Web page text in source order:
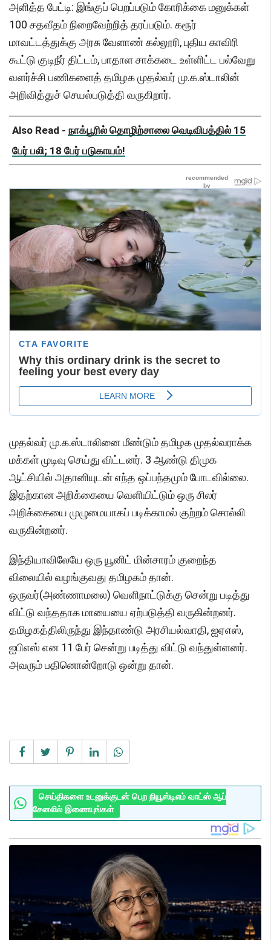
அளித்த பேட்டி: இங்குப் பெறப்படும் கோரிக்கை மனுக்கள்
100 சதவீதம் நிறைவேற்றித் தரப்படும். கரூர்
மாவட்டத்துக்கு அரசு வேளாண் கல்லூரி, புதிய காவிரி
கூட்டு குடிநீர் திட்டம், பாதாள சாக்கடை உள்ளிட்ட பல்வேறு
வளர்ச்சி பணிகளைத் தமிழக முதல்வர் மு.க.ஸ்டாலின்
அறிவித்துச் செயல்படுத்தி வருகிறார்.
Also Read - நாக்பூரில் தொழிற்சாலை வெடிவிபத்தில் 15
பேர் பலி; 18 பேர் படுகாயம்!
முதல்வர் மு.க.ஸ்டாலினை மீண்டும் தமிழக முதல்வராக்க
மக்கள் முடிவு செய்து விட்டனர். 3 ஆண்டு திமுக
ஆட்சியில் அதானியுடன் எந்த ஒப்பந்தமும் போடவில்லை.
இதற்கான அறிக்கையை வெளியிட்டும் ஒரு சிலர்
அறிக்கையை முழுமையாகப் படிக்காமல் குற்றம் சொல்லி
வருகின்றனர்.
இந்தியாவிலேயே ஒரு யூனிட் மின்சாரம் குறைந்த
விலையில் வழங்குவது தமிழகம் தான்.
ஒருவர்(அண்ணாமலை) வெளிநாட்டுக்கு சென்று படித்து
விட்டு வந்ததாக மாயையை ஏற்படுத்தி வருகின்றனர்.
தமிழகத்திலிருந்து இந்தாண்டு அரசியல்வாதி, ஐஏஎஸ்,
ஐபிஎஸ் என 11 பேர் சென்று படித்து விட்டு வந்துள்ளனர்.
அவரும் பதினொன்றோடு ஒன்று தான்.
செய்திகளை உடனுக்குடன் பெற நியூஸ்டிஎம் வாட்ஸ் ஆப்
சேனலில் இணையுங்கள்